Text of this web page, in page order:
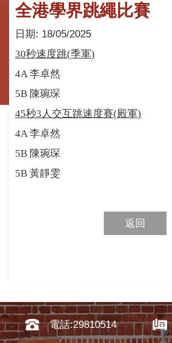
全港學界跳繩比賽
日期: 18/05/2025
30秒速度跳(季軍)
4A李卓然
5B 陳琬琛
45秒3 人交互跳速度賽(殿軍)
4A李卓然
5B 陳琬琛
5B 黃靜雯
返回
電話:29810514